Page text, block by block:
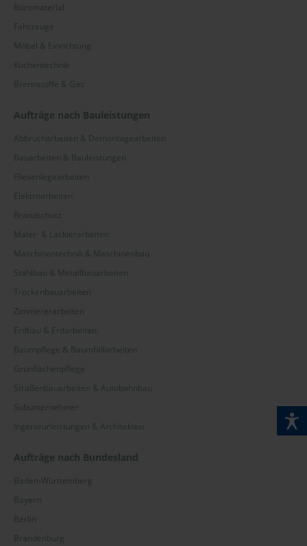
Büromaterial
Fahrzeuge
Möbel & Einrichtung
Küchentechnik
Brennstoffe & Gas
Aufträge nach Bauleistungen
Abbrucharbeiten & Demontagearbeiten
Bauarbeiten & Bauleistungen
Fliesenlegearbeiten
Elektroarbeiten
Brandschutz
Maler- & Lackierarbeiten
Maschinentechnik & Maschinenbau
Stahlbau & Metallbauarbeiten
Trockenbauarbeiten
Zimmererarbeiten
Erdbau & Erdarbeiten
Baumpflege & Baumfällarbeiten
Grünflächenpflege
Straßenbauarbeiten & Autobahnbau
Subunternehmer
Ingenieurleistungen & Architekten
Aufträge nach Bundesland
Baden-Württemberg
Bayern
Berlin
Brandenburg